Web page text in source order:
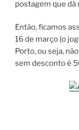
postagem que dá
Então, ficamos
16 de março (o
Porto, ou seja,
sem desconto é